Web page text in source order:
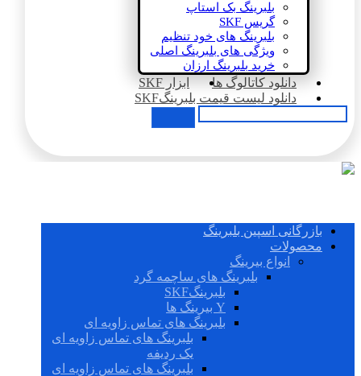
بلبرینگ بک استاپ
گریس SKF
بلبرینگ های خود تنظیم
ویژگی های بلبرینگ اصلی
خرید بلبرینگ ارزان
دانلود کاتالوگ ها
ابزار SKF
دانلود لیست قیمت بلبرینگSKF
بازرگانی اسپین بلبرینگ
محصولات
انواع بیرینگ
بلبرینگ های ساچمه گرد
بلبرینگSKF
Y بیرینگ ها
بلبرینگ های تماس زاویه ای
بلبرینگ های تماس زاویه ای
یک ردیفه
بلبرینگ های تماس زاویه ای